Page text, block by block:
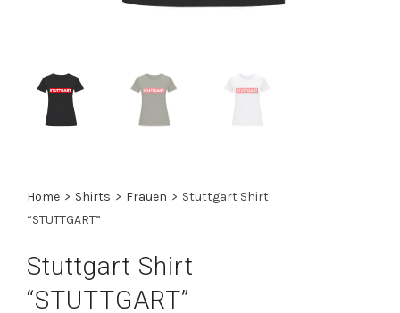
Home > Shirts > Frauen > Stuttgart Shirt
“STUTTGART”
Stuttgart Shirt
“STUTTGART”